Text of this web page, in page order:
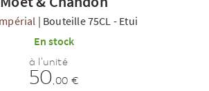
| Bouteille 75CL - Etui
En stock
à l'unité
50,00 €